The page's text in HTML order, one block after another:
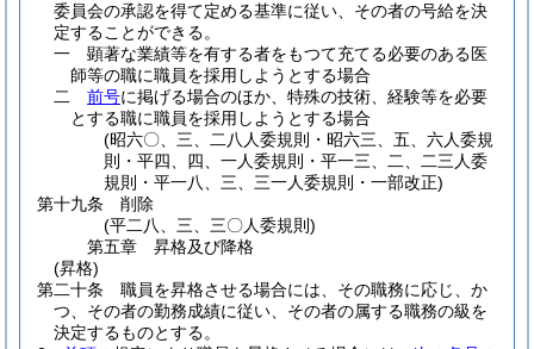
委員会の承認を得て定める基準に従い、その者の号給を決
定することができる。
一
顕著な業績等を有する者をもつて充てる必要のある医
師等の職に職員を採用しようとする場合
二
前号に掲げる場合のほか、特殊の技術、経験等を必要
とする職に職員を採用しようとする場合
(昭六〇、三、二八人委規則・昭六三、五、六人委規
則・平四、四、一人委規則・平一三、二、二三人委
規則・平一八、三、三一人委規則・一部改正)
第十九条
削除
(平二八、三、三〇人委規則)
第五章
昇格及び降格
(昇格)
第二十条
職員を昇格させる場合には、その職務に応じ、か
つ、その者の勤務成績に従い、その者の属する職務の級を
決定するものとする。